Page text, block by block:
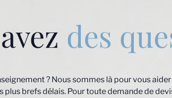
des
? Nous sommes là pour vous
plus brefs délais. Pour toute demande de